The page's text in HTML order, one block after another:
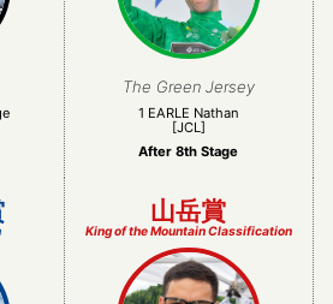
The Green Jersey
1 EARLE Nathan
[JCL]
After 8th Stage
山岳賞
King of the Mountain Classification